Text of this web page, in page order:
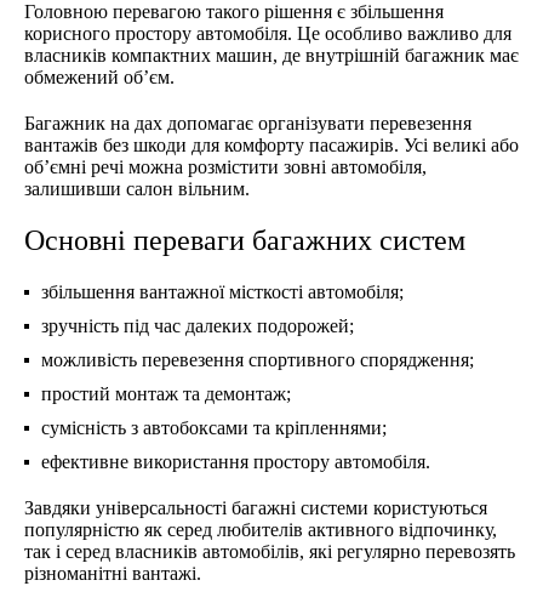
Головною перевагою такого рішення є збільшення
корисного простору автомобіля. Це особливо важливо для
власників компактних машин, де внутрішній багажник має
обмежений об’єм.
Багажник на дах допомагає організувати перевезення
вантажів без шкоди для комфорту пасажирів. Усі великі або
об’ємні речі можна розмістити зовні автомобіля,
залишивши салон вільним.
Основні переваги багажних систем
збільшення вантажної місткості автомобіля;
зручність під час далеких подорожей;
можливість перевезення спортивного спорядження;
простий монтаж та демонтаж;
сумісність з автобоксами та кріпленнями;
ефективне використання простору автомобіля.
Завдяки універсальності багажні системи користуються
популярністю як серед любителів активного відпочинку,
так і серед власників автомобілів, які регулярно перевозять
різноманітні вантажі.